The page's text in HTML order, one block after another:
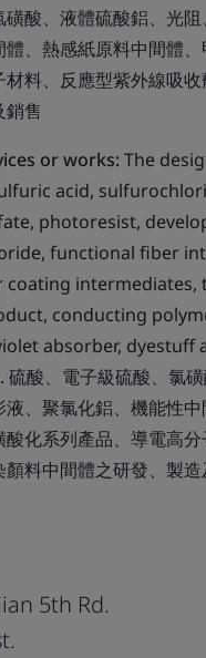
磺酸、液體硫酸鋁、光
、熱感紙原料中間體
材料、反應型紫外線吸
銷售
or works:The
acid,
photoresist,
functional fiber
coating intermediates,
conducting
absorber, dyestuff
酸、電子級硫酸、氯
、聚氯化鋁、機能性
酸化系列產品、導電高
料中間體之研發、製造
5th Rd.